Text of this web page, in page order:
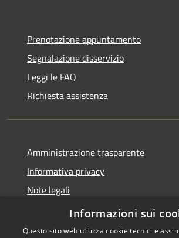
Prenotazione appuntamento
Segnalazione disservizio
Leggi le FAQ
Richiesta assistenza
Amministrazione trasparente
Informativa privacy
Note legali
Dichiarazione di accessibilità
Informazioni sui
Questo sito web utilizza cookie tecnici e